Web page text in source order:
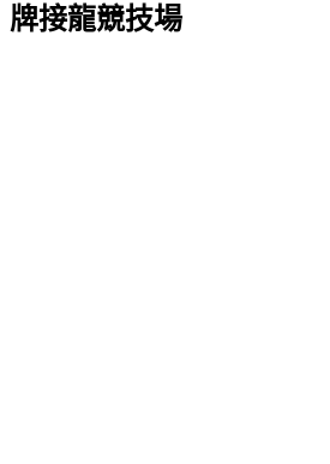
牌接龍競技場